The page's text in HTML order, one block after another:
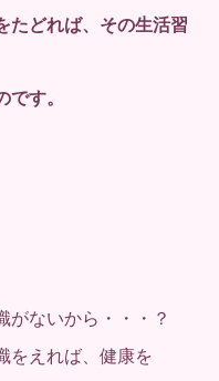
たどれば、その生活習
す。
がないから・・・？
をえれば、健康を